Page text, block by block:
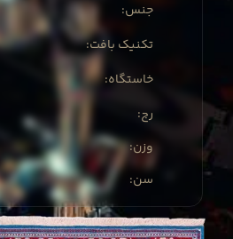
:جنس
:تکنیک بافت
:خاستگاه
:رج
:وزن
:سن